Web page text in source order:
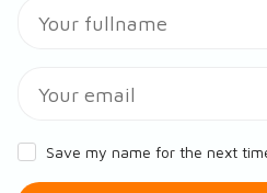
Save my name for the next